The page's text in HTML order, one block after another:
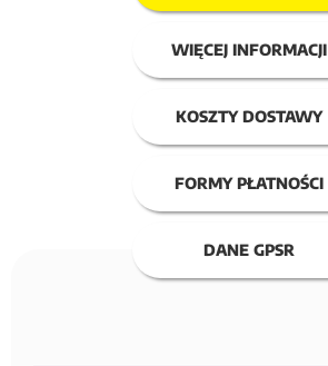
WIĘCEJ INFORMACJI
KOSZTY DOSTAWY
FORMY PŁATNOŚCI
DANE GPSR